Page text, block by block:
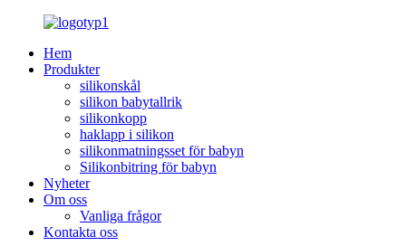
Hem
Produkter
silikonskål
silikon babytallrik
silikonkopp
haklapp i silikon
silikonmatningsset för babyn
Silikonbitring för babyn
Nyheter
Om oss
Vanliga frågor
Kontakta oss